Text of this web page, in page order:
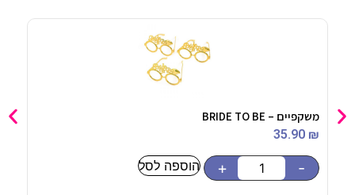
משקפיים – BRIDE TO BE
35.90 ₪
-
+ הוספה לסל